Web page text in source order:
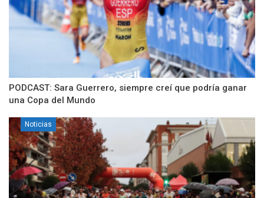
PODCAST: Sara Guerrero, siempre creí que podría ganar
una Copa del Mundo
Noticias